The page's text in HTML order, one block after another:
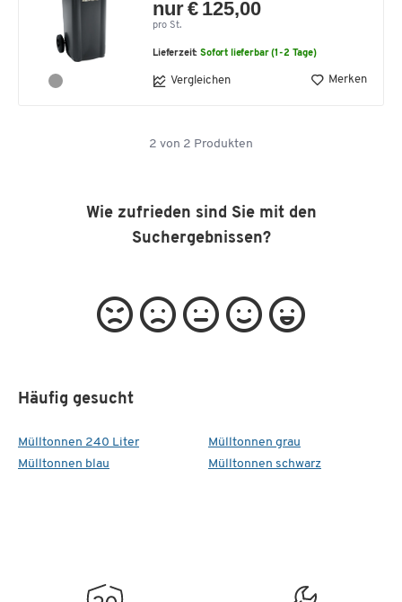
nur € 125,00
pro St.
Lieferzeit:Sofort lieferbar (1-2 Tage)
Vergleichen Merken
2 von 2 Produkten
Wie zufrieden sind Sie mit den
Suchergebnissen?
Häufig gesucht
Mülltonnen 240 Liter
Mülltonnen blau
Mülltonnen grau
Mülltonnen schwarz